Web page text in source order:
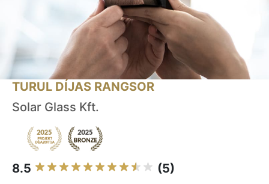
TURUL DÍJAS RANGSOR
Solar Glass Kft.
8.5 (5)